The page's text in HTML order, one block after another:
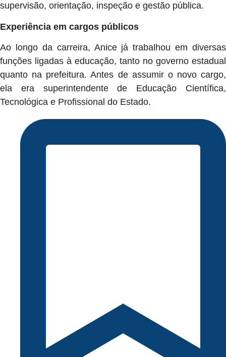
supervisão, orientação, inspeção e gestão pública.
Experiência em cargos públicos
Ao longo da carreira, Anice já trabalhou em diversas
funções ligadas à educação, tanto no governo estadual
quanto na prefeitura. Antes de assumir o novo cargo,
ela era superintendente de Educação Científica,
Tecnológica e Profissional do Estado.